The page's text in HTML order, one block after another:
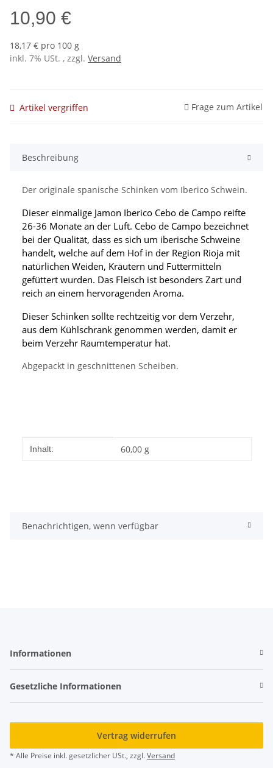
10,90 €
18,17 € pro 100 g
inkl. 7% USt. , zzgl. Versand
Artikel vergriffen Frage zum Artikel
Beschreibung
Der originale spanische Schinken vom Iberico Schwein.
Dieser einmalige Jamon Iberico Cebo de Campo reifte
26-36 Monate an der Luft. Cebo de Campo bezeichnet
bei der Qualität, dass es sich um iberische Schweine
handelt, welche auf dem Hof in der Region Rioja mit
natürlichen Weiden, Kräutern und Futtermitteln
gefüttert wurden. Das Fleisch ist besonders Zart und
reich an einem hervoragenden Aroma.
Dieser Schinken sollte rechtzeitig vor dem Verzehr,
aus dem Kühlschrank genommen werden, damit er
beim Verzehr Raumtemperatur hat.
Abgepackt in geschnittenen Scheiben.
Produkteigenschaft
Wert
Inhalt: 60,00 g
Benachrichtigen, wenn verfügbar
Informationen
Gesetzliche Informationen
Vertrag widerrufen
* Alle Preise inkl. gesetzlicher USt., zzgl.Versand